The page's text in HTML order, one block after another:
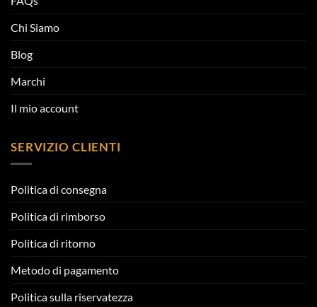
Chi Siamo
Blog
Marchi
Il mio account
SERVIZIO CLIENTI
Politica di consegna
Politica di rimborso
Politica di ritorno
Metodo di pagamento
Politica sulla riservatezza